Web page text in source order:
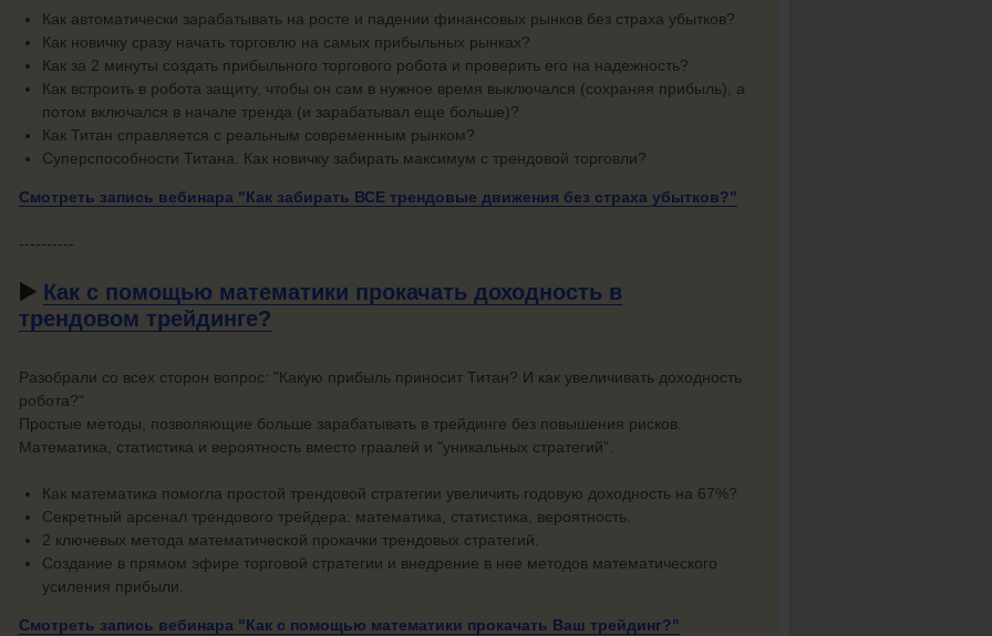
Как автоматически зарабатывать на росте и падении финансовых рынков без страха убытков?
Как новичку сразу начать торговлю на самых прибыльных рынках?
Как за 2 минуты создать прибыльного торгового робота и проверить его на надежность?
Как встроить в робота защиту, чтобы он сам в нужное время выключался (сохраняя прибыль), а
потом включался в начале тренда (и зарабатывал еще больше)?
Как Титан справляется с реальным современным рынком?
Суперспособности Титана. Как новичку забирать максимум с трендовой торговли?
Смотреть запись вебинара "Как забирать ВСЕ трендовые движения без страха убытков?"
----------
▶️ Как с помощью математики прокачать доходность в
трендовом трейдинге?
Разобрали со всех сторон вопрос: "Какую прибыль приносит Титан? И как увеличивать доходность
робота?"
Простые методы, позволяющие больше зарабатывать в трейдинге без повышения рисков.
Математика, статистика и вероятность вместо граалей и "уникальных стратегий".
Как математика помогла простой трендовой стратегии увеличить годовую доходность на 67%?
Секретный арсенал трендового трейдера: математика, статистика, вероятность.
2 ключевых метода математической прокачки трендовых стратегий.
Создание в прямом эфире торговой стратегии и внедрение в нее методов математического
усиления прибыли.
Смотреть запись вебинара "Как с помощью математики прокачать Ваш трейдинг?"